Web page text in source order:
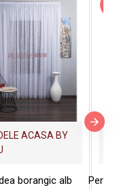
ACASA BY
borangic alb